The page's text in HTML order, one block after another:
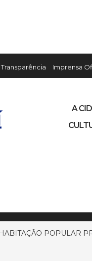
Imprensa
A
POPULAR